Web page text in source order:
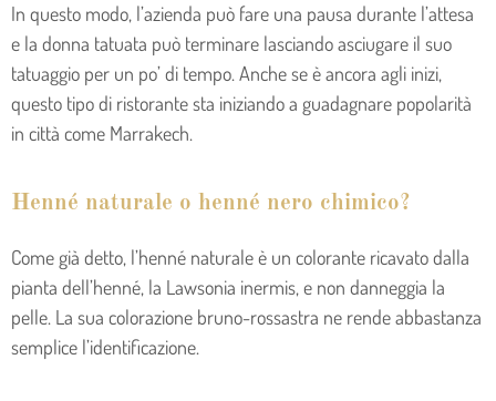
In questo modo, l’azienda può fare una pausa durante l’attesa
e la donna tatuata può terminare lasciando asciugare il suo
tatuaggio per un po’ di tempo. Anche se è ancora agli inizi,
questo tipo di ristorante sta iniziando a guadagnare popolarità
in città come Marrakech.
Henné naturale o henné nero chimico?
Come già detto, l’henné naturale è un colorante ricavato dalla
pianta dell’henné, la Lawsonia inermis, e non danneggia la
pelle. La sua colorazione bruno-rossastra ne rende abbastanza
semplice l’identificazione.